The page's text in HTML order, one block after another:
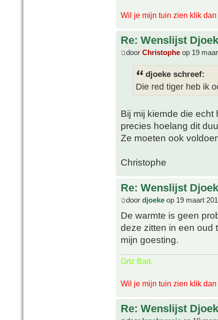
Wil je mijn tuin zien klik dan
Re: Wenslijst
door Christophe op 19
djoeke schreef:
Die red tiger heb ik
Bij mij kiemde die echt
precies hoelang dit
Ze moeten ook
Christophe
Re: Wenslijst
door djoeke op 19 maart
De warmte is geen
deze zitten in een oud
mijn goesting.
Grtz Bart.
Wil je mijn tuin zien klik dan
Re: Wenslijst